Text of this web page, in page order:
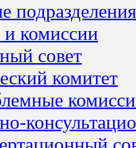
подразделения
комиссии
совет
комитет